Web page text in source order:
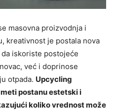
masovna proizvodnja i
kreativnost je postala nova
iskoriste postojeće
već i doprinose
otpada. Upcycling
postanu estetski i
koliko vrednost može